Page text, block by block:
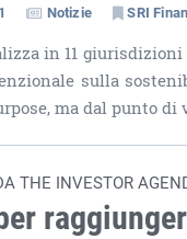
Notizie SRI
in 11
sulla
ma dal punto
THE INVESTOR